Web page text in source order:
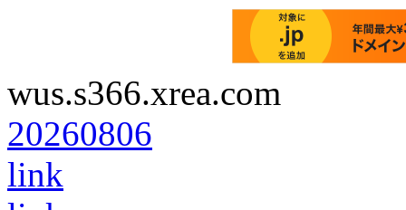
wus.s366.xrea.com
20260806
link